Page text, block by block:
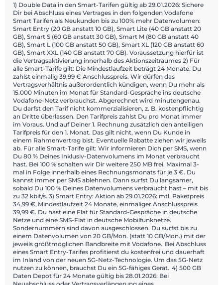
1) Double Data in den Smart-Tarifen gültig ab 29.01.2026: Sichere
Dir bei Abschluss eines Vertrages in den folgenden Vodafone
Smart Tarifen als Neukunden bis zu 100% mehr Datenvolumen:
Smart Entry (20 GB anstatt 10 GB), Smart Lite (40 GB anstatt 20
GB), Smart S (60 GB anstatt 30 GB), Smart M (80 GB anstatt 40
GB), Smart L (100 GB anstatt 50 GB), Smart XL (120 GB anstatt 60
GB), Smart XXL (140 GB anstatt 70 GB). Voraussetzung hierfür ist
die Vertragsaktivierung innerhalb des Aktionszeitraumes 2) Für
alle Smart-Tarife gilt: Die Mindestlaufzeit beträgt 24 Monate. Du
zahlst einmalig 39,99 € Anschlusspreis. Wir dürfen das
Vertragsverhältnis außerordentlich kündigen, wenn Du mehr als
15.000 Minuten im Monat für Standard-Gespräche ins deutsche
Vodafone-Netz verbrauchst. Abgerechnet wird minutengenau.
Du darfst den Tarif nicht kommerzialisieren, z. B. kostenpflichtig
an Dritte überlassen. Den Tarifpreis zahlst Du pro Monat immer
im Voraus. Und auf Deiner 1. Rechnung zusätzlich den anteiligen
Tarifpreis für den 1. Monat. Das gilt nicht, wenn Du Kunde in
einem Rahmenvertrag bist. Eventuelle Rabatte ziehen wir jeweils
ab. Für alle Smart-Tarife gilt: Wir informieren Dich per SMS, wenn
Du 80 % Deines Inklusiv-Datenvolumens im Monat verbraucht
hast. Bei 100 % schalten wir Dir weitere 250 MB frei. Maximal 3-
mal in Folge innerhalb eines Rechnungsmonats für je 3 €. Du
kannst immer per SMS ablehnen. Dann surfst Du langsamer,
sobald Du 100 % Deines Datenvolumens verbraucht hast – mit bis
zu 32 kbit/s. 3) Smart Entry: Aktion ab 29.01.2026: mtl. Paketpreis
34,99 €, Mindestlaufzeit 24 Monate, einmaliger Anschlusspreis
39,99 €. Du hast eine Flat für Standard-Gespräche in deutsche
Netze und eine SMS-Flat in deutsche Mobilfunknetze.
Sondernummern sind davon ausgeschlossen. Du surfst bis zu
einem Datenvolumen von 20 GB/Mon. (statt 10 GB/Mon.) mit der
jeweils größtmöglichen Bandbreite mit Vodafone. Bei Abschluss
eines Smart Entry-Tarifes profitierst du kostenfrei und dauerhaft
im Inland von der neuen 5G-Netz-Technologie. Um das 5G-Netz
nutzen zu können, brauchst Du ein 5G-fähiges Gerät. 4) 500 GB
Daten Depot für 24 Monate gültig bis 28.01.2026: Bei